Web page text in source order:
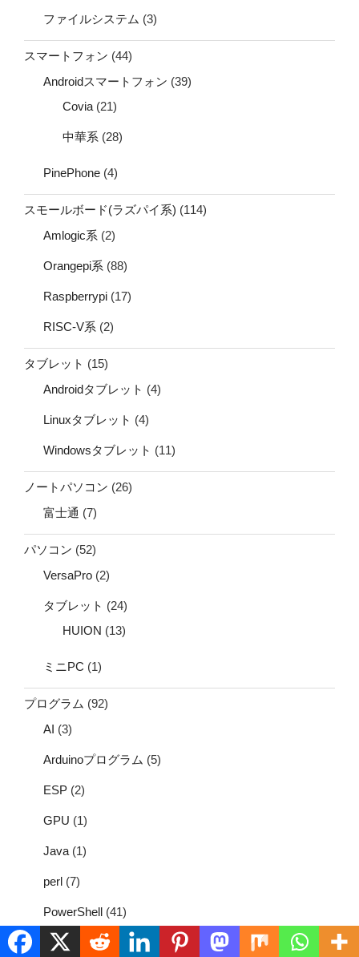
ファイルシステム (3)
スマートフォン (44)
Androidスマートフォン (39)
Covia (21)
中華系 (28)
PinePhone (4)
スモールボード(ラズパイ系) (114)
Amlogic系 (2)
Orangepi系 (88)
Raspberrypi (17)
RISC-V系 (2)
タブレット (15)
Androidタブレット (4)
Linuxタブレット (4)
Windowsタブレット (11)
ノートパソコン (26)
富士通 (7)
パソコン (52)
VersaPro (2)
タブレット (24)
HUION (13)
ミニPC (1)
プログラム (92)
AI (3)
Arduinoプログラム (5)
ESP (2)
GPU (1)
Java (1)
perl (7)
PowerShell (41)
Python (8)